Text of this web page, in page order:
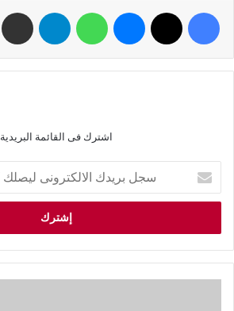
اشترك فى القائمة البريدية